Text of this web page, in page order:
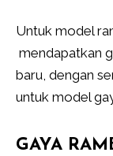
Untuk model
mendapatkan
baru, dengan
untuk model
GAYA